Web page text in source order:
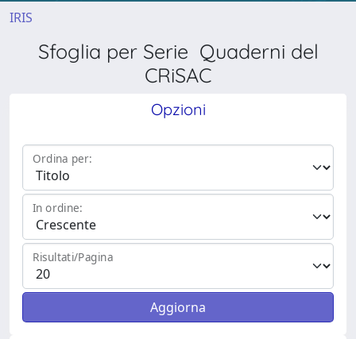
IRIS
Sfoglia per Serie Quaderni del
CRiSAC
Opzioni
Ordina per:
In ordine:
Risultati/Pagina